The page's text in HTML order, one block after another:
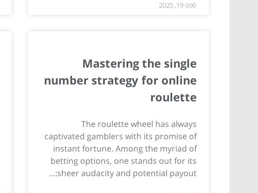
ספט 19, 2025
Mastering the single
number strategy for online
roulette
The roulette wheel has always
captivated gamblers with its promise of
instant fortune. Among the myriad of
betting options, one stands out for its
sheer audacity and potential payout:...